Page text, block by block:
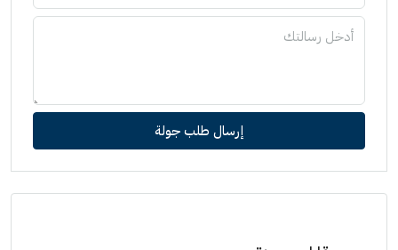
إرسال طلب جولة